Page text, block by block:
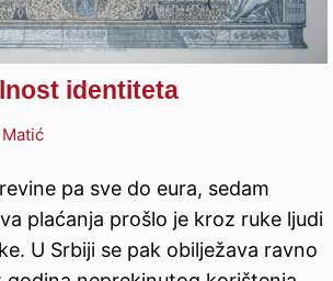
identiteta
pa sve do eura, sedam
plaćanja prošlo je kroz ruke ljudi
U Srbiji se pak obilježava ravno